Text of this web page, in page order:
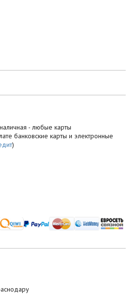
- любые карты
банковские карты и электронные
)